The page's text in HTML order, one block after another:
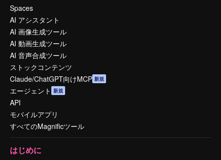
Spaces
AI アシスタント
AI 画像生成ツール
AI 動画生成ツール
AI 音声合成ツール
ストックコンテンツ
Claude/ChatGPT向けMCP 新規
エージェント 新規
API
モバイルアプリ
すべてのMagnificツール
はじめに